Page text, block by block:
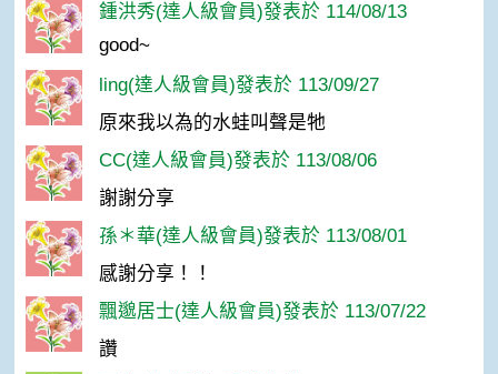
鍾洪秀(達人級會員)發表於 114/08/13
good~
ling(達人級會員)發表於 113/09/27
原來我以為的水蛙叫聲是牠
CC(達人級會員)發表於 113/08/06
謝謝分享
孫＊華(達人級會員)發表於 113/08/01
感謝分享！！
飄邈居士(達人級會員)發表於 113/07/22
讚